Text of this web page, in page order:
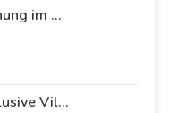
Ihre ideale Wohnung im Dummar-Projekt – Al-Jazeera 26 | Luxus und Komfort im Herzen von Damaskus
Villa Viola – Exklusive Villen mit Pool und Garten